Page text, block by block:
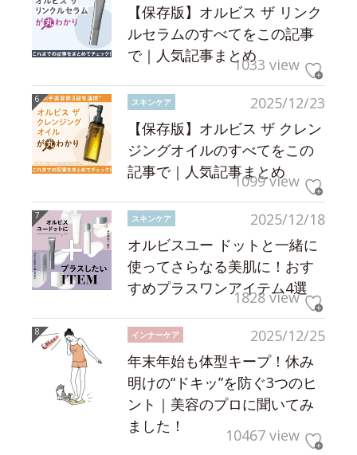
【保存版】オルビス ザ リンク
ルセラムのすべてをこの記事
で｜人気記事まとめ1033 view
2025/12/23
スキンケア
【保存版】オルビス ザ クレン
ジングオイルのすべてをこの
記事で｜人気記事まとめ
1099 view
2025/12/18
スキンケア
オルビスユー ドットと一緒に
使ってさらなる美肌に！おす
すめプラスワンアイテム4選
1828 view
2025/12/25
インナーケア
年末年始も体型キープ！休み
明けの“ドキッ”を防ぐ3つのヒ
ント｜美容のプロに聞いてみ
ました！
10467 view